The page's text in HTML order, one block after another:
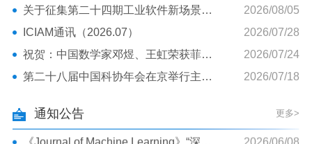
关于征集第二十四期工业软件新场景新技术难题解题思路的公告
2026/08/05
ICIAM通讯（2026.07）
2026/07/28
祝贺：中国数学家邓煜、王虹荣获菲尔兹奖！
2026/07/24
第二十八届中国科协年会在京举行主论坛活动
2026/07/18
通知公告 更多>
2026/06/15
2026/06/08